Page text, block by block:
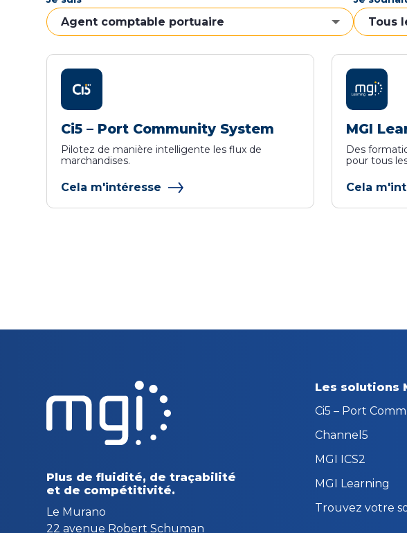
Ci5 – Port Community System
Pilotez de manière intelligente les flux de
marchandises.
Cela m'intéresse
MGI
Des
pour tous
Cela
Plus de fluidité, de traçabilité
et de compétitivité.
Le Murano
22 avenue Robert Schuman
Les solutions
Ci5 – Port
Channel5
MGI ICS2
MGI Learning
Trouvez votre